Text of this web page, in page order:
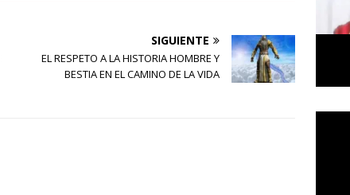
SIGUIENTE
EL RESPETO A LA HISTORIA HOMBRE Y
BESTIA EN EL CAMINO DE LA VIDA